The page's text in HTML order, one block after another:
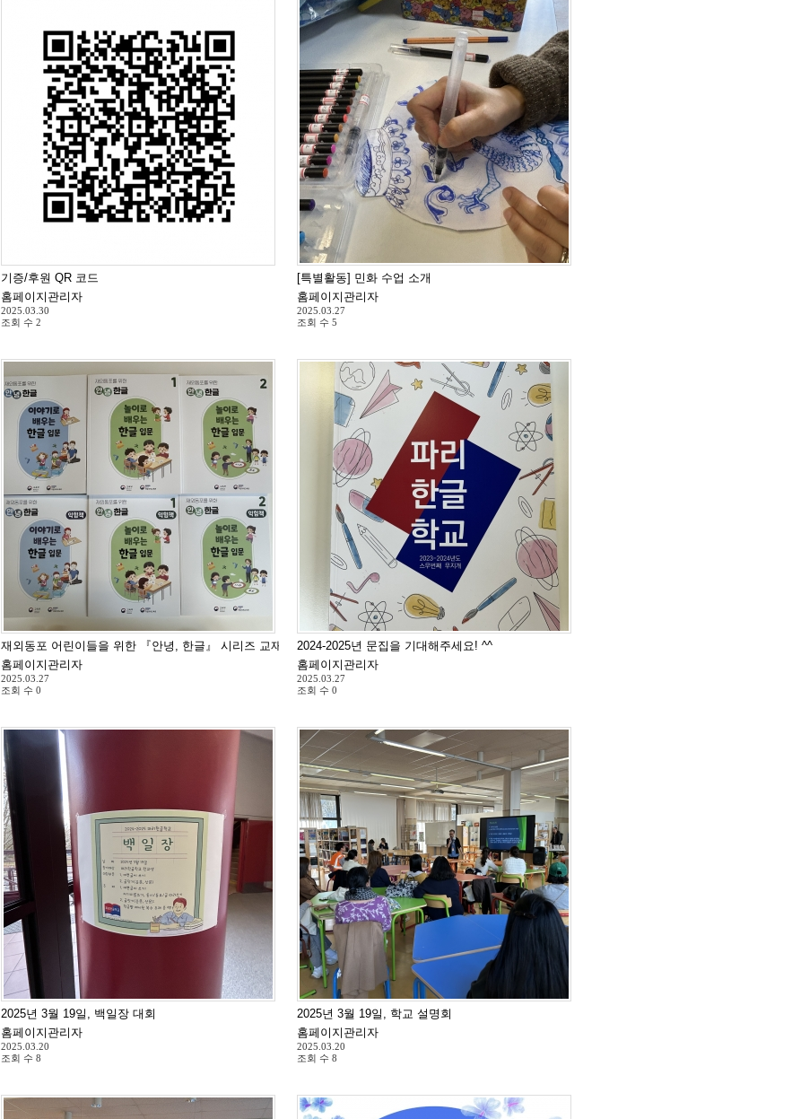
기증/후원 QR 코드
홈페이지관리자
2025.03.30
조회 수 2
[특별활동] 민화 수업 소개
홈페이지관리자
2025.03.27
조회 수 5
재외동포 어린이들을 위한 『안녕, 한글』 시리즈 교재 도착
홈페이지관리자
2025.03.27
조회 수 0
2024-2025년 문집을 기대해주세요! ^^
홈페이지관리자
2025.03.27
조회 수 0
2025년 3월 19일, 백일장 대회
홈페이지관리자
2025.03.20
조회 수 8
2025년 3월 19일, 학교 설명회
홈페이지관리자
2025.03.20
조회 수 8